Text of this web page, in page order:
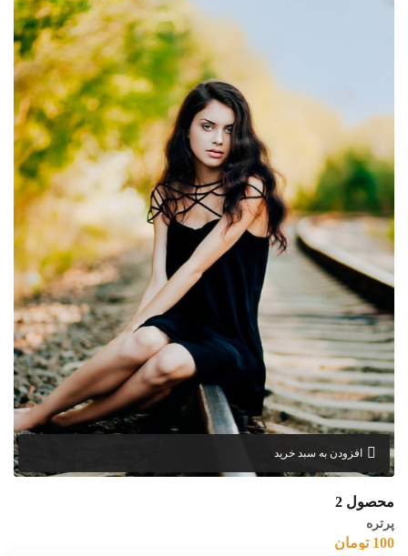
افزودن به سبد خرید
محصول 2
پرتره
100 تومان